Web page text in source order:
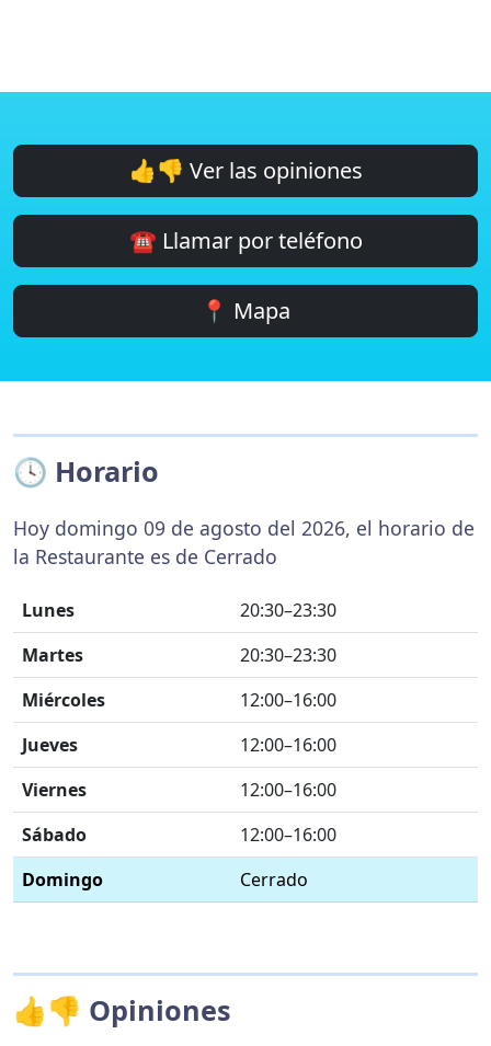
👍👎 Ver las opiniones
☎️ Llamar por teléfono
📍 Mapa
🕓 Horario
Hoy domingo 09 de agosto del 2026, el horario de
la Restaurante es de Cerrado
Lunes
20:30–23:30
Martes
20:30–23:30
Miércoles
12:00–16:00
Jueves
12:00–16:00
Viernes
12:00–16:00
Sábado
12:00–16:00
Domingo
Cerrado
👍👎 Opiniones